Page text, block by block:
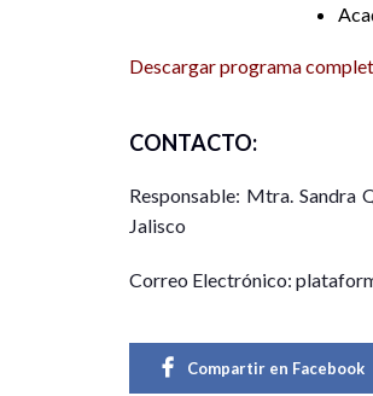
Descargar programa
CONTACTO:
Responsable: Mtra.
Jalisco
Correo Electrónico:
Compartir en Facebook